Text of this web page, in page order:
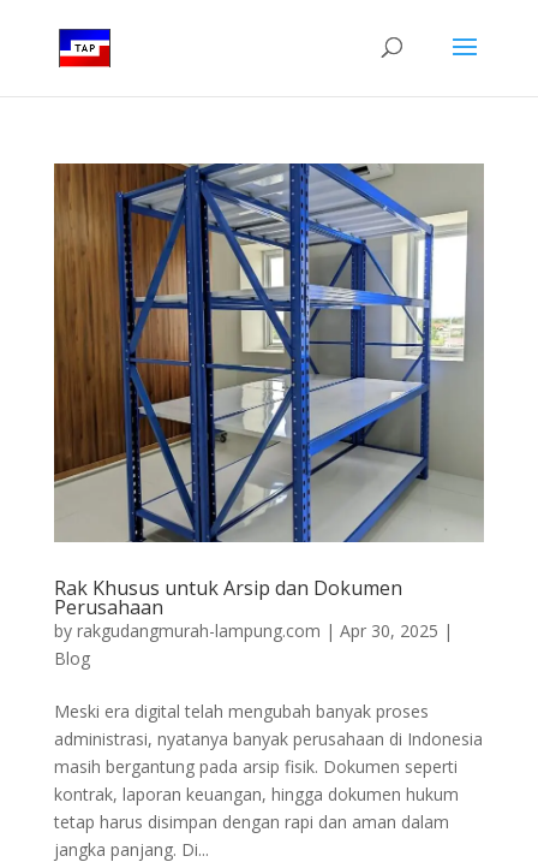
Rak Khusus untuk Arsip dan Dokumen
Perusahaan
by rakgudangmurah-lampung.com | Apr 30, 2025 |
Blog
Meski era digital telah mengubah banyak proses
administrasi, nyatanya banyak perusahaan di Indonesia
masih bergantung pada arsip fisik. Dokumen seperti
kontrak, laporan keuangan, hingga dokumen hukum
tetap harus disimpan dengan rapi dan aman dalam
jangka panjang. Di...